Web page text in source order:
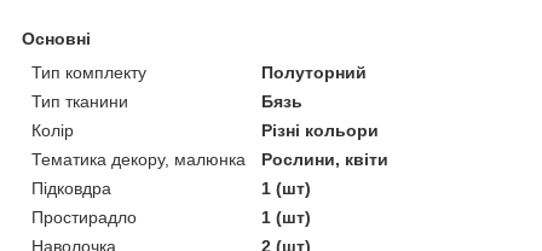
Основні
Тип комплекту
Полуторний
Тип тканини
Бязь
Колір
Різні кольори
Тематика декору, малюнка
Рослини, квіти
Підковдра
1 (шт)
Простирадло
1 (шт)
Наволочка
2 (шт)